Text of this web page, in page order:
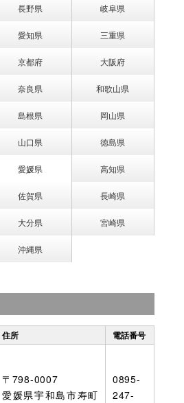
長野県 岐阜県
愛知県 三重県
京都府 大阪府
奈良県 和歌山県
島根県 岡山県
山口県 徳島県
愛媛県 高知県
佐賀県 長崎県
大分県 宮崎県
沖縄県
住所 電話番号
〒798-0007
愛媛県宇和島市寿町
0895-
247-